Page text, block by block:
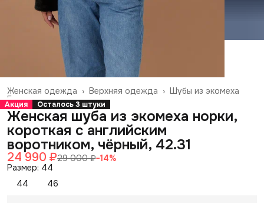
Шубы из экомеха
Верхняя одежда ›
Женская одежда ›
Главная ›
Акция Осталось 3 штуки
Женская шуба из экомеха норки,
короткая с английским
воротником, чёрный, 42.31
24 990 ₽29 000 ₽−14%
Размер: 44
44
46